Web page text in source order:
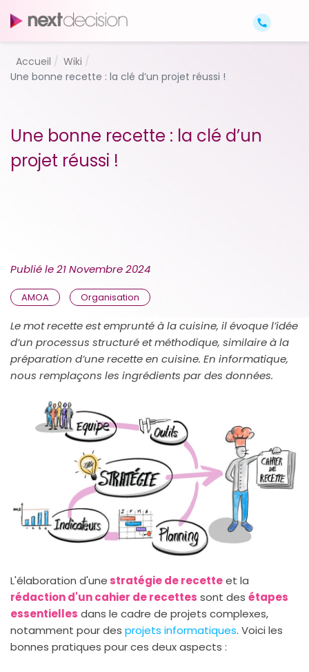
Accueil
Wiki
Une bonne recette : la clé d’un projet réussi !
Une bonne recette : la clé d’un
projet réussi !
Publié le21 Novembre 2024
AMOA Organisation
Le mot recette est emprunté à la cuisine, il évoque l’idée
d’un processus structuré et méthodique, similaire à la
préparation d’une recette en cuisine. En informatique,
nous remplaçons les ingrédients par des données.
L'élaboration d'une stratégie de recetteet la
rédaction d'un cahier de recettes sont des étapes
essentielles dans le cadre de projets complexes,
notamment pour des projets informatiques. Voici les
bonnes pratiques pour ces deux aspects :